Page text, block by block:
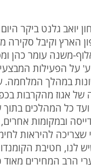
יואב גלנט ביקר
הארץ וקיבל סקירה
משנה עומר כהן
ע' על הפעילות
במהלך המלחמה.
של אגוז מהקרבות
כל המהלכים בתוך
ובמקומות
שצריכה להיראות
לנו, חטיבת
הרב המחירים מאוד